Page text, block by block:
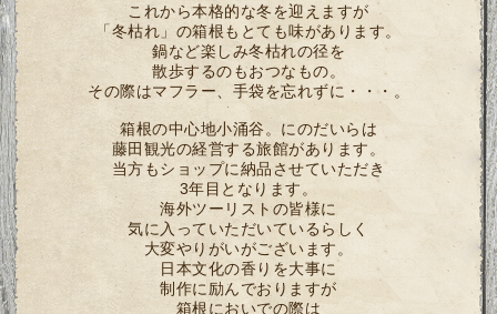
これから本格的な冬を迎えますが
「冬枯れ」の箱根もとても味があります。
鍋など楽しみ冬枯れの径を
散歩するのもおつなもの。
その際はマフラー、手袋を忘れずに・・・。
箱根の中心地小涌谷。にのだいらは
藤田観光の経営する旅館があります。
当方もショップに納品させていただき
3年目となります。
海外ツーリストの皆様に
気に入っていただいているらしく
大変やりがいがございます。
日本文化の香りを大事に
制作に励んでおりますが
箱根においでの際は